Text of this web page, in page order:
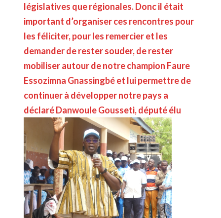
législatives que régionales. Donc il était
important d’organiser ces rencontres pour
les féliciter, pour les remercier et les
demander de rester souder, de rester
mobiliser autour de notre champion Faure
Essozimna Gnassingbé et lui permettre de
continuer à développer notre pays a
déclaré Danwoule Gousseti, député élu